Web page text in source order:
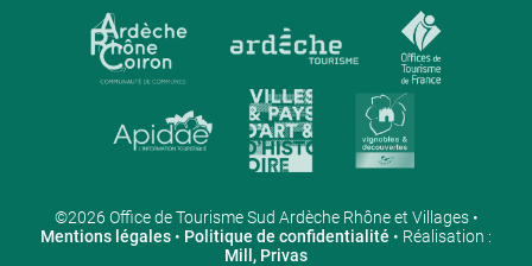
©2026 Office de Tourisme Sud Ardèche Rhône et Villages •
Mentions légales • Politique de confidentialité • Réalisation :
Mill, Privas